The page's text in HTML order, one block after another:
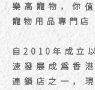
樂高寵物，你
寵物用品專門店
自2010年成立
速發展成爲香
連鎖店之一，